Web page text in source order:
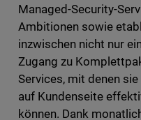
Managed-Security-
Ambitionen sowie
inzwischen nicht nur
Zugang zu
Services, mit denen
auf Kundenseite
können. Dank